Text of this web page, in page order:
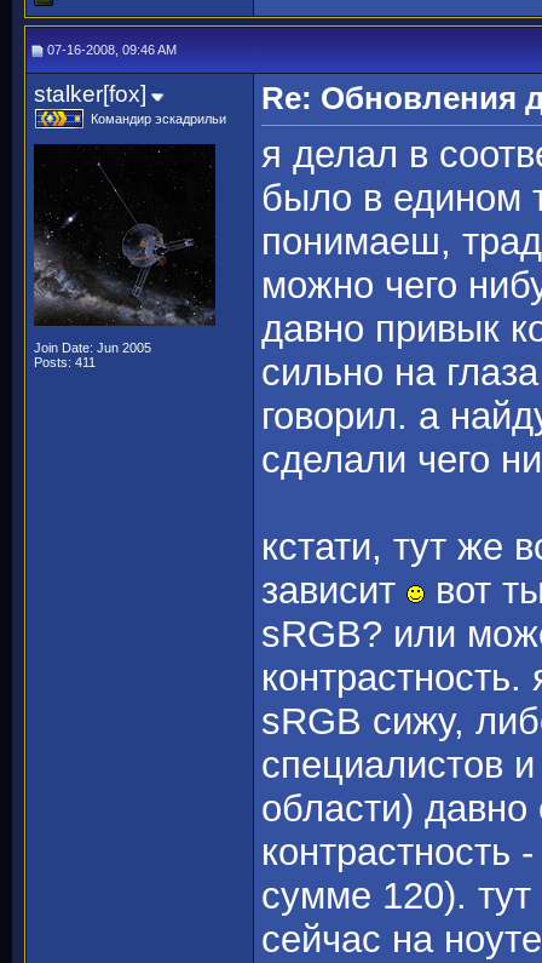
07-16-2008, 09:46 AM
stalker[fox]
Командир эскадрильи
Join Date: Jun 2005
Posts: 411
Re: Обновления
я делал в
было в едином
понимаеш,
можно чего
давно привык
сильно на
говорил. а
сделали чего
кстати, тут же
зависит
вот
sRGB? или
sRGB сижу,
специалистов
области) давно
сумме 120).
сейчас на